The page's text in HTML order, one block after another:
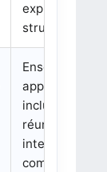
explicitement
structurée.
Ensemble
appartenance,
inclusion,
réunion,
intersection,